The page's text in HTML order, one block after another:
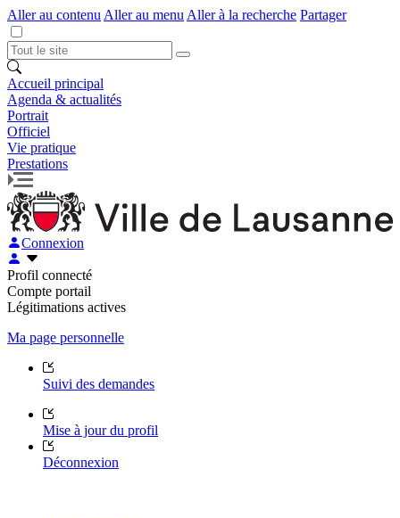
Aller au contenu Aller au menu Aller à la recherche Partager
Accueil principal
Agenda & actualités
Portrait
Officiel
Vie pratique
Prestations
Connexion
Profil connecté
Compte portail
Légitimations actives
Ma page personnelle
Suivi des demandes
Mise à jour du profil
Déconnexion